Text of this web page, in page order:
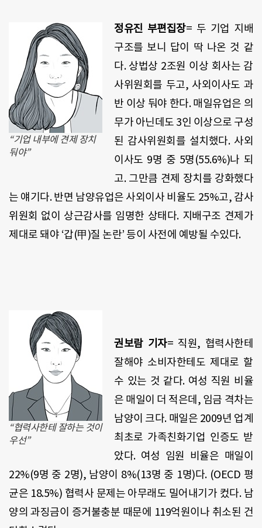
“기업 내부에 견제 장치
둬야”
정유진 부편집장= 두 기업 지배
구조를 보니 답이 딱 나온 것 같
다. 상법상 2조원 이상 회사는 감
사위원회를 두고, 사외이사도 과
반 이상 둬야 한다. 매일유업은 의
무가 아닌데도 3인 이상으로 구성
된 감사위원회를 설치했다. 사외
이사도 9명 중 5명(55.6%)나 되
고. 그만큼 견제 장치를 강화했다
는 얘기다. 반면 남양유업은 사외이사 비율도 25%고, 감사
위원회 없이 상근감사를 임명한 상태다. 지배구조 견제가
제대로 돼야 ‘갑(甲)질 논란’ 등이 사전에 예방될 수있다.
“협력사한테 잘하는 것이
우선”
권보람 기자= 직원, 협력사한테
잘해야 소비자한테도 제대로 할
수 있는 것 같다. 여성 직원 비율
은 매일이 더 적은데, 임금 격차는
남양이 크다. 매일은 2009년 업계
최초로 가족친화기업 인증도 받
았다. 여성 임원 비율은 매일이
22%(9명 중 2명), 남양이 8%(13명 중 1명)다. (OECD 평
균은 18.5%) 협력사 문제는 아무래도 밀어내기가 컸다. 남
양의 과징금이 증거불충분 때문에 119억원이나 취소된 건